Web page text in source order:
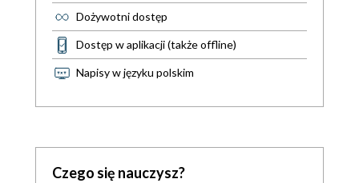
Dożywotni dostęp
Dostęp w aplikacji (także offline)
Napisy w języku polskim
Czego się nauczysz?